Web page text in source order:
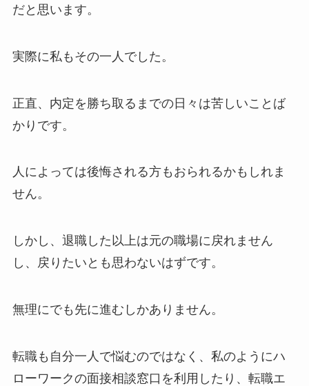
だと思います。
実際に私もその一人でした。
正直、内定を勝ち取るまでの日々は苦しいことば
かりです。
人によっては後悔される方もおられるかもしれま
せん。
しかし、退職した以上は元の職場に戻れません
し、戻りたいとも思わないはずです。
無理にでも先に進むしかありません。
転職も自分一人で悩むのではなく、私のようにハ
ローワークの面接相談窓口を利用したり、転職エ